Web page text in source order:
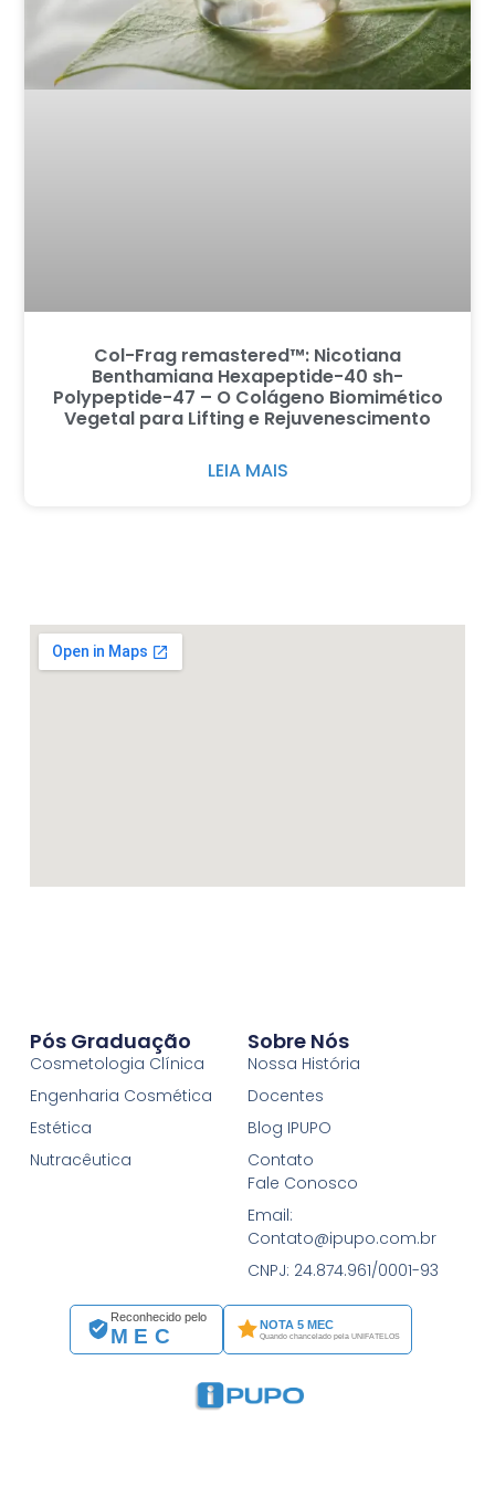
Col-Frag remastered™: Nicotiana
Benthamiana Hexapeptide-40 sh-
Polypeptide-47 – O Colágeno Biomimético
Vegetal para Lifting e Rejuvenescimento
LEIA MAIS
Reconhecido pelo
MEC
NOTA 5 MEC
Quando chancelado pela UNIFATELOS
Pós Graduação
Cosmetologia Clínica
Engenharia Cosmética
Estética
Nutracêutica
Sobre Nós
Nossa História
Docentes
Blog IPUPO
Contato
Fale Conosco
Email:
Contato@ipupo.com.br
CNPJ: 24.874.961/0001-93